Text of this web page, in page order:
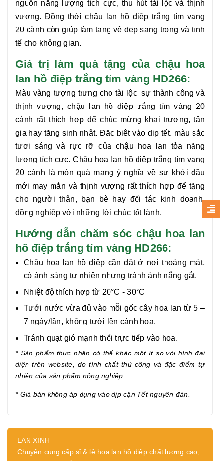
nguồn năng lượng tích cực, thu hút tài lộc và thịnh
vượng. Đồng thờichậu
lan hồ điệp trắng tím vàng
20 cành còn giúp làm tăng vẻ đẹp sang trọng và tinh
tế cho không gian.
Giá trị làm quà tặng của chậu hoa
lan hồ điệp trắng tím vàng HD266:
Màu vàng tượng trưng cho tài lộc, sự thành công và
thịnh vượng, chậu
lan hồ điệp trắng tím vàng 20
cành rất thích hợp để chúc mừng khai trương, tân
gia hay tặng sinh nhật. Đặc biệt vào dịp tết, màu sắc
tươi sáng và rực rỡ của chậu hoa lan tỏa năng
lượng tích cực. Chậu hoa
lan hồ điệp trắng tím vàng
20 cành
là món quà mang ý nghĩa về sự khởi đầu
mới may mắn và thịnh vượng rất thích hợp để tặng
cho người thân, bạn bè hay đối tác kinh doanh,
đồng nghiệp với những lời chúc tốt lành.
Hướng dẫn chăm sóc chậu hoa lan
hồ điệp trắng tím vàng HD266:
Chậu hoa lan hồ điệp cần đặt ở nơi thoáng mát,
có ánh sáng tự nhiên nhưng tránh ánh nắng gắt.
Nhiệt độ thích hợp từ 20°C - 30°C
Tưới nước vừa đủ vào mỗi gốc cây hoa lan từ 5 –
7 ngày/lần, không tưới lên cánh hoa.
Tránh quạt gió mạnh thổi trực tiếp vào hoa.
* Sản phẩm thực nhận có thể khác một ít so với hình đại
diện trên website, do tính chất thủ công và đặc điểm tự
nhiên của sản phẩm nông nghiệp.
* Giá bán không áp dụng vào dịp cận Tết nguyên đán.
LAN XINH
Chuyên cung cấp sỉ & lẻ hoa lan hồ điệp chất lượng cao,